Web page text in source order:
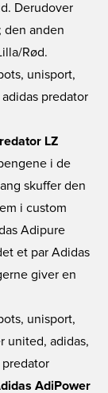
Derudover
den anden
Rød.
LZ
i de
skuffer den
i custom
Adipure
et par Adidas
giver en
AdiPower